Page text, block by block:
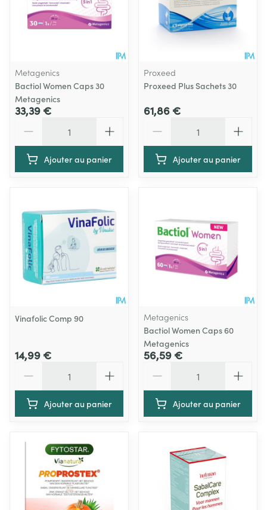
Metagenics
Bactiol Women Caps 30
Metagenics
33,39 €
Ajouter au panier
Proxeed
Proxeed Plus Sachets 30
61,86 €
Ajouter au panier
Vinafolic Comp 90
14,99 €
Ajouter au panier
Metagenics
Bactiol Women Caps 60
Metagenics
56,59 €
Ajouter au panier